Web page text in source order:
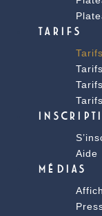
TARIFS
Aide
MÉDIAS